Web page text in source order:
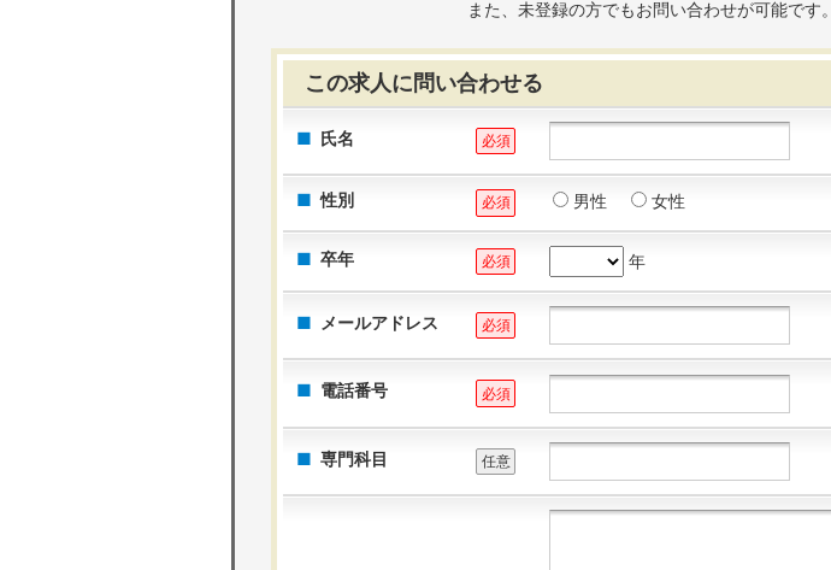
また、未登録の方でもお問い合わせが可能です。
この求人に問い合わせる
氏名 必須
性別 必須 男性 女性
卒年 必須 年
メールアドレス 必須
電話番号 必須
専門科目 任意